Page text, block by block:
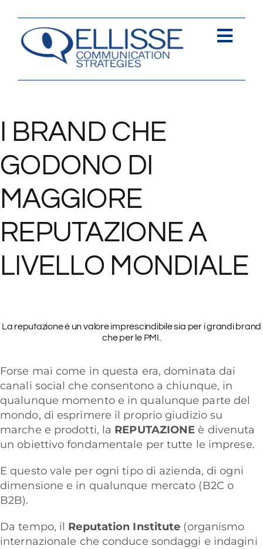
contenuto
I BRAND CHE
GODONO DI
MAGGIORE
REPUTAZIONE A
LIVELLO MONDIALE
La reputazione è un valore imprescindibile sia per i grandi brand
che per le PMI.
Forse mai come in questa era, dominata dai
canali social che consentono a chiunque, in
qualunque momento e in qualunque parte del
mondo, di esprimere il proprio giudizio su
marche e prodotti, la REPUTAZIONE è divenuta
un obiettivo fondamentale per tutte le imprese.
E questo vale per ogni tipo di azienda, di ogni
dimensione e in qualunque mercato (B2C o
B2B).
Da tempo, il Reputation Institute (organismo
internazionale che conduce sondaggi e indagini